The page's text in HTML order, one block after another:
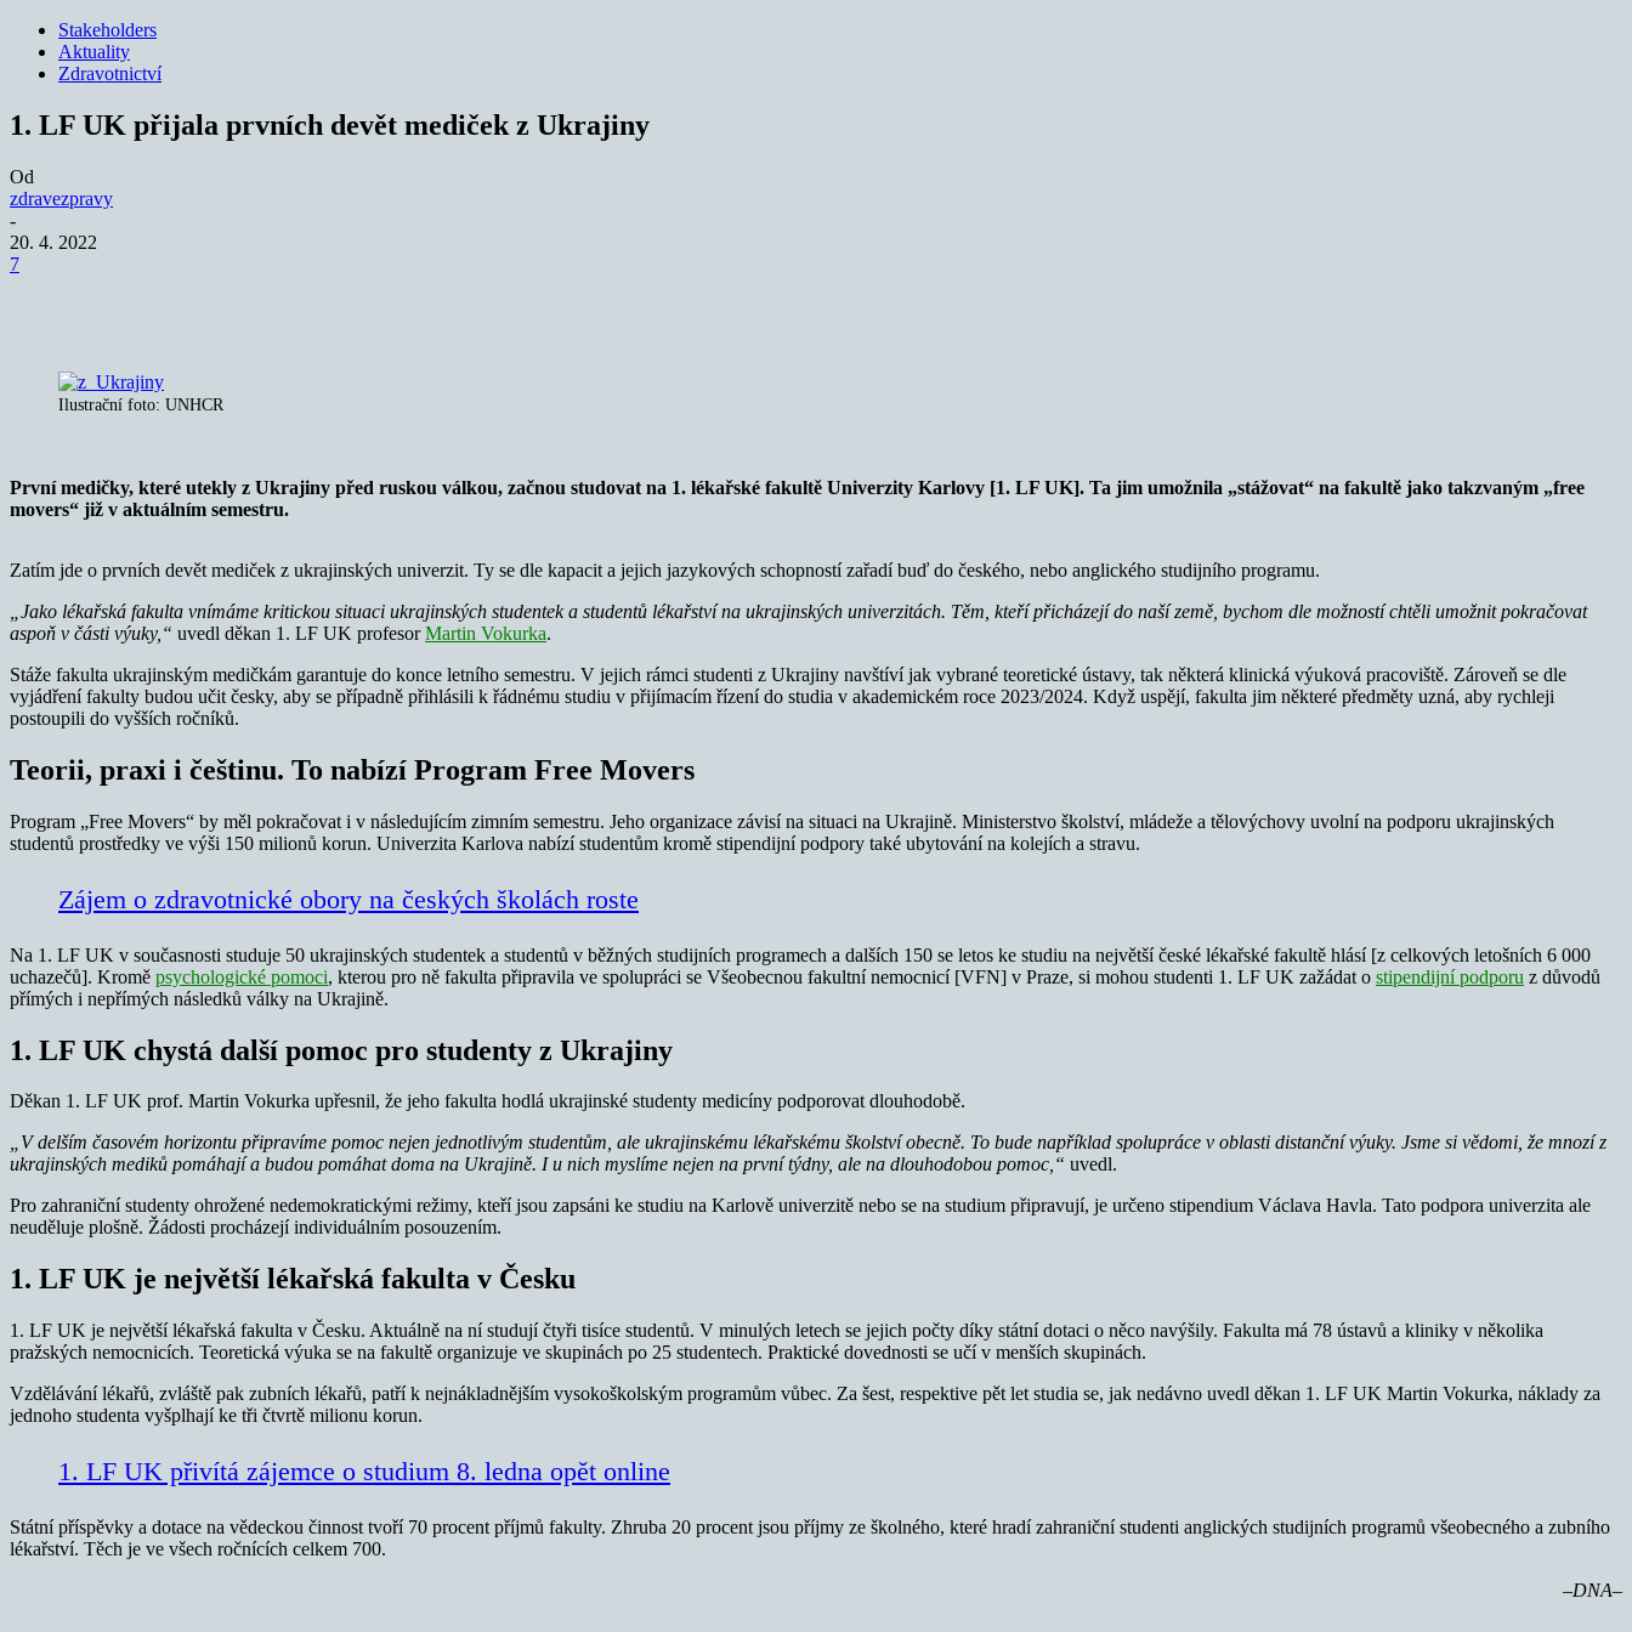
Stakeholders
Aktuality
Zdravotnictví
1. LF UK přijala prvních devět mediček z Ukrajiny
Od
zdravezpravy
-
20. 4. 2022
7
Ilustrační foto: UNHCR
První medičky, které utekly z Ukrajiny před ruskou válkou, začnou studovat na 1. lékařské fakultě Univerzity Karlovy [1. LF UK]. Ta jim umožnila „stážovat“ na fakultě jako takzvaným „free
movers“ již v aktuálním semestru.
Zatím jde o prvních devět mediček z ukrajinských univerzit. Ty se dle kapacit a jejich jazykových schopností zařadí buď do českého, nebo anglického studijního programu.
„Jako lékařská fakulta vnímáme kritickou situaci ukrajinských studentek a studentů lékařství na ukrajinských univerzitách. Těm, kteří přicházejí do naší země, bychom dle možností chtěli umožnit pokračovat
aspoň v části výuky,“ uvedl děkan 1. LF UK profesorMartin Vokurka.
Stáže fakulta ukrajinským medičkám garantuje do konce letního semestru. V jejich rámci studenti z Ukrajiny navštíví jak vybrané teoretické ústavy, tak některá klinická výuková pracoviště. Zároveň se dle
vyjádření fakulty budou učit česky, aby se případně přihlásili k řádnému studiu v přijímacím řízení do studia v akademickém roce 2023/2024. Když uspějí, fakulta jim některé předměty uzná, aby rychleji
postoupili do vyšších ročníků.
Teorii, praxi i češtinu. To nabízí Program Free Movers
Program „Free Movers“ by měl pokračovat i v následujícím zimním semestru. Jeho organizace závisí na situaci na Ukrajině. Ministerstvo školství, mládeže a tělovýchovy uvolní na podporu ukrajinských
studentů prostředky ve výši 150 milionů korun. Univerzita Karlova nabízí studentům kromě stipendijní podpory také ubytování na kolejích a stravu.
Zájem o zdravotnické obory na českých školách roste
Na 1. LF UK v současnosti studuje 50 ukrajinských studentek a studentů v běžných studijních programech a dalších 150 se letos ke studiu na největší české lékařské fakultě hlásí [z celkových letošních 6 000
uchazečů]. Kromě psychologické pomoci, kterou pro ně fakulta připravila ve spolupráci se Všeobecnou fakultní nemocnicí [VFN] v Praze, si mohou studenti 1. LF UK zažádat o stipendijní podporu z důvodů
přímých i nepřímých následků války na Ukrajině.
1. LF UK chystá další pomoc pro studenty z Ukrajiny
Děkan 1. LF UK prof. Martin Vokurka upřesnil, že jeho fakulta hodlá ukrajinské studenty medicíny podporovat dlouhodobě.
„V delším časovém horizontu připravíme pomoc nejen jednotlivým studentům, ale ukrajinskému lékařskému školství obecně. To bude například spolupráce v oblasti distanční výuky. Jsme si vědomi, že mnozí z
ukrajinských mediků pomáhají a budou pomáhat doma na Ukrajině. I u nich myslíme nejen na první týdny, ale na dlouhodobou pomoc,“ uvedl.
Pro zahraniční studenty ohrožené nedemokratickými režimy, kteří jsou zapsáni ke studiu na Karlově univerzitě nebo se na studium připravují, je určeno stipendium Václava Havla. Tato podpora univerzita ale
neuděluje plošně. Žádosti procházejí individuálním posouzením.
1. LF UK je největší lékařská fakulta v Česku
1. LF UK je největší lékařská fakulta v Česku. Aktuálně na ní studují čtyři tisíce studentů. V minulých letech se jejich počty díky státní dotaci o něco navýšily. Fakulta má 78 ústavů a kliniky v několika
pražských nemocnicích. Teoretická výuka se na fakultě organizuje ve skupinách po 25 studentech. Praktické dovednosti se učí v menších skupinách.
Vzdělávání lékařů, zvláště pak zubních lékařů, patří k nejnákladnějším vysokoškolským programům vůbec. Za šest, respektive pět let studia se, jak nedávno uvedl děkan 1. LF UK Martin Vokurka, náklady za
jednoho studenta vyšplhají ke tři čtvrtě milionu korun.
1. LF UK přivítá zájemce o studium 8. ledna opět online
Státní příspěvky a dotace na vědeckou činnost tvoří 70 procent příjmů fakulty. Zhruba 20 procent jsou příjmy ze školného, které hradí zahraniční studenti anglických studijních programů všeobecného a zubního
lékařství. Těch je ve všech ročnících celkem 700.
–DNA–